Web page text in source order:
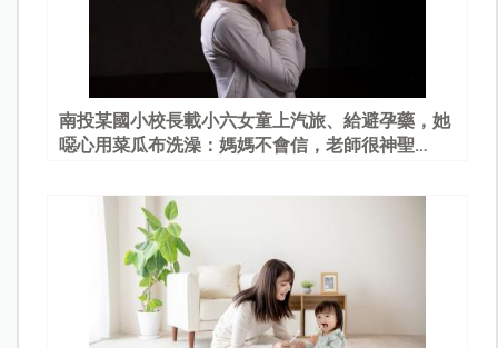
南投某國小校長載小六女童上汽旅、給避孕藥，她
噁心用菜瓜布洗澡：媽媽不會信，老師很神聖…